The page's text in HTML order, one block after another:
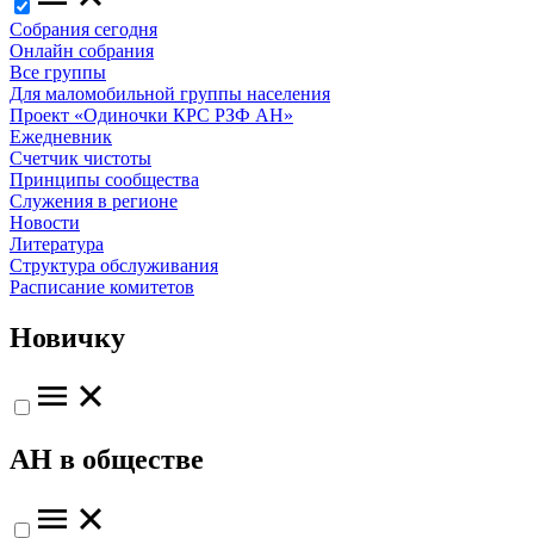
Собрания сегодня
Онлайн собрания
Все группы
Для маломобильной группы населения
Проект «Одиночки КРС РЗФ АН»
Ежедневник
Счетчик чистоты
Принципы сообщества
Служения в регионе
Новости
Литература
Структура обслуживания
Расписание комитетов
Новичку
АН в обществе